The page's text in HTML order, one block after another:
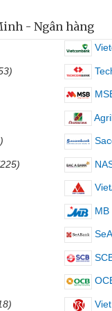
- Ngân hàng
MB